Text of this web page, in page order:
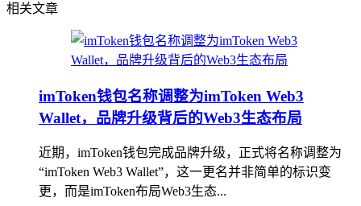
相关文章
imToken钱包名称调整为imToken Web3
Wallet，品牌升级背后的Web3生态布局
近期，imToken钱包完成品牌升级，正式将名称调整为
“imToken Web3 Wallet”，这一更名并非简单的标识变
更，而是imToken布局Web3生态...